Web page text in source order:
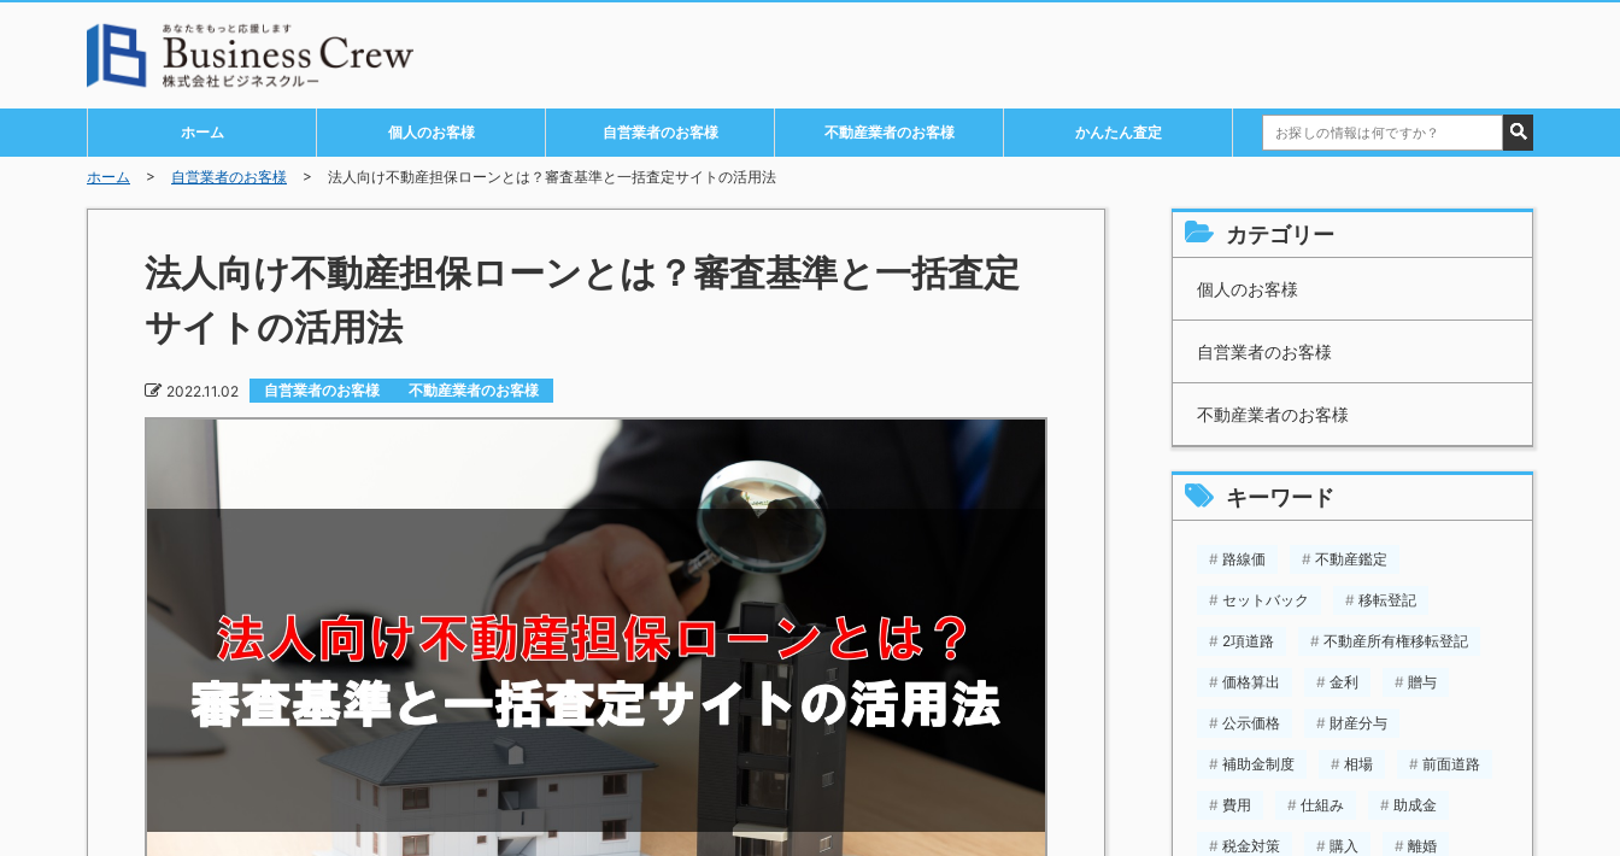
ホーム 個人のお客様 自営業者のお客様 不動産業者のお客様 かんたん査定
検
索:
ホーム > 自営業者のお客様 > 法人向け不動産担保ローンとは？審査基準と一括査定サイトの活用法
法人向け不動産担保ローンとは？審査基準と一括査定
サイトの活用法
2022.11.02 自営業者のお客様 不動産業者のお客様
カテゴリー
個人のお客様
自営業者のお客様
不動産業者のお客様
キーワード
路線価 不動産鑑定
セットバック 移転登記
2項道路 不動産所有権移転登記
価格算出 金利 贈与
公示価格 財産分与
補助金制度 相場 前面道路
費用 仕組み 助成金
税金対策 購入 離婚